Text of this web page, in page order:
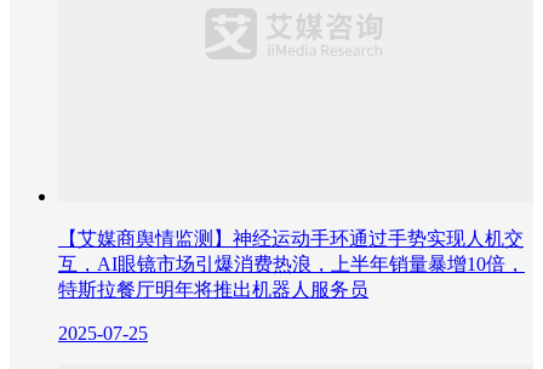
【艾媒商舆情监测】神经运动手环通过手势实现人机交
互​，AI眼镜市场引爆消费热浪，上半年销量暴增10倍，
特斯拉餐厅明年将推出机器人服务员
2025-07-25